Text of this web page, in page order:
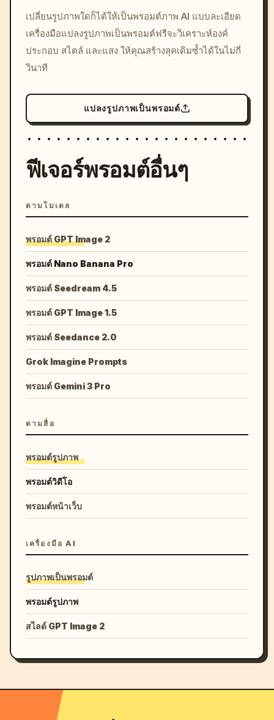
c, cyberpunk sunset, neon
colors, 8k --v 6.0
เปลี่ยนรูปภาพใดก็ได้ให้เป็นพรอมต์ภาพ AI แบบละเอียด
เครื่องมือแปลงรูปภาพเป็นพรอมต์ฟรีจะวิเคราะห์องค์
ประกอบ สไตล์ และแสง ให้คุณสร้างลุคเดิมซ้ำได้ในไม่กี่
วินาที
แปลงรูปภาพเป็นพรอมต์
ฟีเจอร์พรอมต์อื่นๆ
ตามโมเดล
พรอมต์ GPT Image 2
พรอมต์ Nano Banana Pro
พรอมต์ Seedream 4.5
พรอมต์ GPT Image 1.5
พรอมต์ Seedance 2.0
Grok Imagine Prompts
พรอมต์ Gemini 3 Pro
ตามสื่อ
พรอมต์รูปภาพ
พรอมต์วิดีโอ
พรอมต์หน้าเว็บ
เครื่องมือ AI
รูปภาพเป็นพรอมต์
พรอมต์รูปภาพ
สไลด์ GPT Image 2